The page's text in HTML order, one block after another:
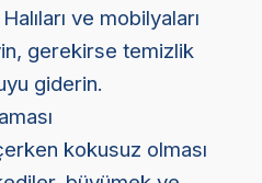
ve mobilyaları
gerekirse temizlik
giderin.
kokusuz olması